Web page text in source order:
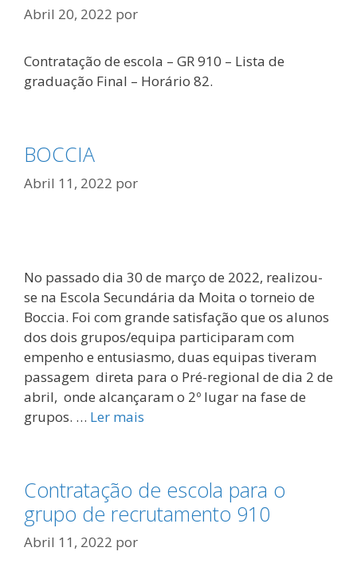
Abril 20, 2022 por
Contratação de escola – GR 910 – Lista de
graduação Final – Horário 82.
BOCCIA
Abril 11, 2022 por
No passado dia 30 de março de 2022, realizou-
se na Escola Secundária da Moita o torneio de
Boccia. Foi com grande satisfação que os alunos
dos dois grupos/equipa participaram com
empenho e entusiasmo, duas equipas tiveram
passagem direta para o Pré-regional de dia 2 de
abril, onde alcançaram o 2º lugar na fase de
grupos. … Ler mais
Contratação de escola para o
grupo de recrutamento 910
Abril 11, 2022 por